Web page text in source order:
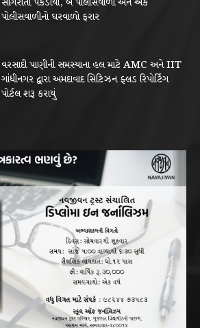
પોલીસવાળીનો ઘરવાળો ફરાર
વરસાદી પાણીની સમસ્યાના હલ માટે AMC અને IIT
ગાંધીનગર દ્વારા અમદાવાદ સિટિઝન ફ્લડ રિપોર્ટિંગ
પોર્ટલ શરૂ કરાયું